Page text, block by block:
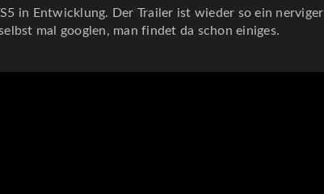
in Entwicklung. Der Trailer ist wieder so ein nerviger
mal googlen, man findet da schon einiges.